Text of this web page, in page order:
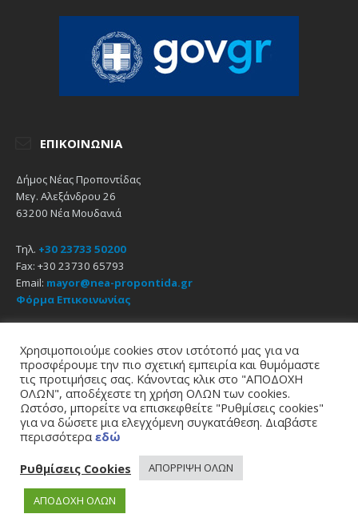
ΕΠΙΚΟΙΝΩΝΊΑ
Δήμος Νέας Προποντίδας
Μεγ. Αλεξάνδρου 26
63200 Νέα Μουδανιά
Τηλ. +30 23733 50200
Fax: +30 23730 65793
Email: mayor@nea-propontida.gr
Φόρμα Επικοινωνίας
EmailFacebookYouTube
Αρχική Πολιτική Απορρήτου Πολιτική Cookies
© 2021
Χρησιμοποιούμε cookies στον ιστότοπό μας για να
προσφέρουμε την πιο σχετική εμπειρία και θυμόμαστε
τις προτιμήσεις σας. Κάνοντας κλικ στο "ΑΠΟΔΟΧΗ
ΟΛΩΝ", αποδέχεστε τη χρήση ΟΛΩΝ των cookies.
Ωστόσο, μπορείτε να επισκεφθείτε "Ρυθμίσεις cookies"
για να δώσετε μια ελεγχόμενη συγκατάθεση. Διαβάστε
περισσότερα εδώ
Ρυθμίσεις Cookies
ΑΠΟΡΡΙΨΗ ΟΛΩΝ
ΑΠΟΔΟΧΗ ΟΛΩΝ